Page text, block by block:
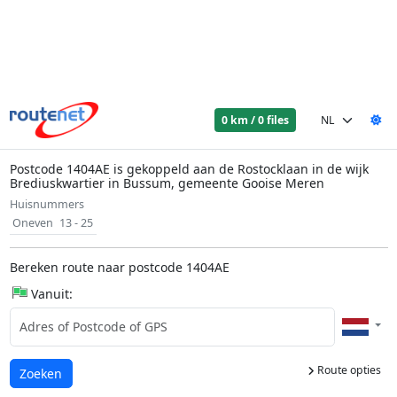
0 km / 0 files
Postcode 1404AE is gekoppeld aan de Rostocklaan in de wijk
Brediuskwartier in Bussum, gemeente Gooise Meren
Huisnummers
Oneven 13 - 25
Bereken route naar postcode 1404AE
Vanuit:
Route opties
Laden...
Zoeken